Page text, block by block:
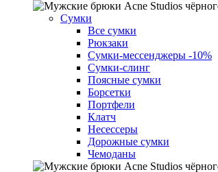
Сумки
Все сумки
Рюкзаки
Сумки-мессенджеры -10%
Cумки-слинг
Поясные сумки
Борсетки
Портфели
Клатч
Несессеры
Дорожные сумки
Чемоданы